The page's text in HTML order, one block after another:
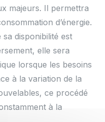
majeurs. Il permettra
d’énergie.
sa disponibilité est
elle sera
lorsque les besoins
à la variation de la
ce procédé
à la